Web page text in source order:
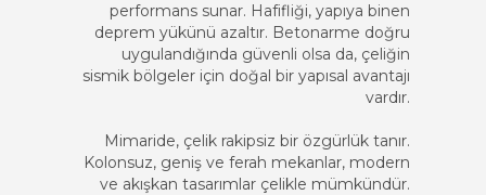
performans sunar. Hafifliği, yapıya binen
deprem yükünü azaltır. Betonarme doğru
uygulandığında güvenli olsa da, çeliğin
sismik bölgeler için doğal bir yapısal avantajı
vardır.
Mimaride, çelik rakipsiz bir özgürlük tanır.
Kolonsuz, geniş ve ferah mekanlar, modern
ve akışkan tasarımlar çelikle mümkündür.